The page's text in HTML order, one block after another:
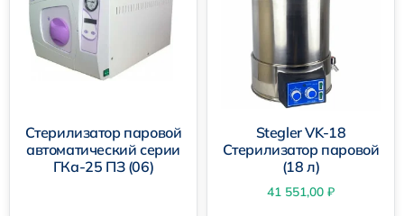
Стерилизатор паровой
автоматический серии
ГКа-25 ПЗ (06)
Stegler VK-18
Стерилизатор паровой
(18 л)
41 551,00 ₽